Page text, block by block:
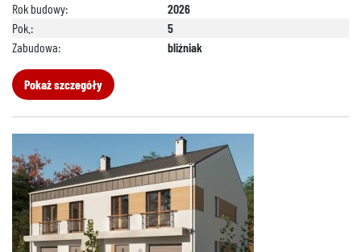
Rok budowy:
2026
Pok.:
5
Zabudowa:
bliźniak
Pokaż szczegóły
888 889 661
692 024 827